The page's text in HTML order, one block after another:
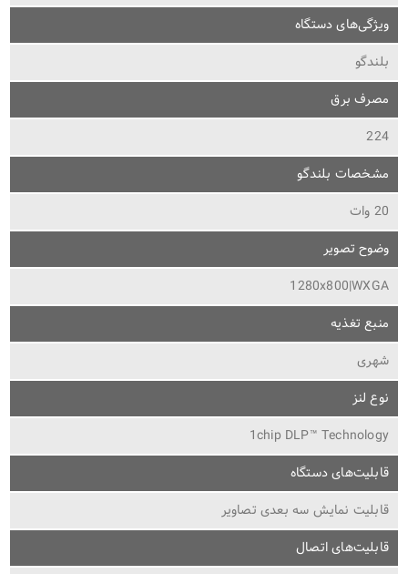
ویژگی‌های دستگاه
بلندگو
مصرف برق
224
مشخصات بلندگو
20 وات
وضوح تصویر
1280x800|WXGA
منبع تغذیه
شهری
نوع لنز
1chip DLP™ Technology
قابلیت‌های دستگاه
قابلیت نمایش سه بعدی تصاویر
قابلیت‌های اتصال